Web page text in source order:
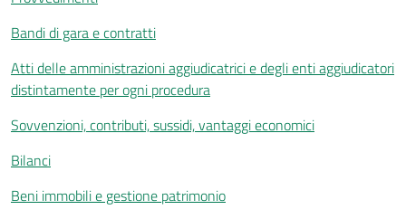
Bandi di gara e contratti
Atti delle amministrazioni aggiudicatrici e degli enti aggiudicatori
distintamente per ogni procedura
Sovvenzioni, contributi, sussidi, vantaggi economici
Bilanci
Beni immobili e gestione patrimonio